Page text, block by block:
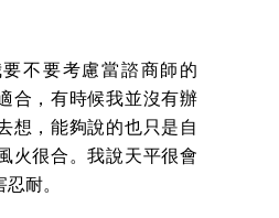
不要考慮當諮商師的
合，有時候我並沒有辦
想，能夠說的也只是自
火很合。我說天平很會
耐。